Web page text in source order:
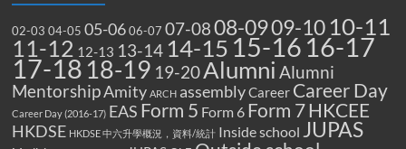
02-03 04-05 05-06 06-07 07-0808-0909-10 10-11
11-12 12-13 13-14 14-15 15-16 16-17
17-18 18-19 19-20Alumni Alumni
MentorshipAmity ARCH assemblyCareer Career Day
Career Day (2016-17) EAS Form 5 Form 6 Form 7HKCEE
HKDSE HKDSE 中六升學概況，資料/統計 Inside school JUPAS